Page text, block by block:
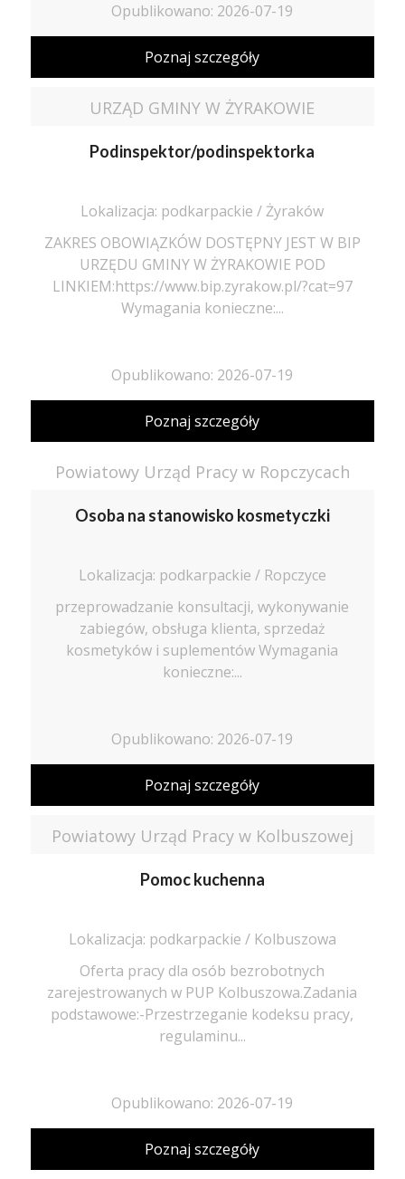
Opublikowano: 2026-07-19
Poznaj szczegóły
URZĄD GMINY W ŻYRAKOWIE
Podinspektor/podinspektorka
Lokalizacja: podkarpackie / Żyraków
ZAKRES OBOWIĄZKÓW DOSTĘPNY JEST W BIP
URZĘDU GMINY W ŻYRAKOWIE POD
LINKIEM:https://www.bip.zyrakow.pl/?cat=97
Wymagania konieczne:...
Opublikowano: 2026-07-19
Poznaj szczegóły
Powiatowy Urząd Pracy w Ropczycach
Osoba na stanowisko kosmetyczki
Lokalizacja: podkarpackie / Ropczyce
przeprowadzanie konsultacji, wykonywanie
zabiegów, obsługa klienta, sprzedaż
kosmetyków i suplementów Wymagania
konieczne:...
Opublikowano: 2026-07-19
Poznaj szczegóły
Powiatowy Urząd Pracy w Kolbuszowej
Pomoc kuchenna
Lokalizacja: podkarpackie / Kolbuszowa
Oferta pracy dla osób bezrobotnych
zarejestrowanych w PUP Kolbuszowa.Zadania
podstawowe:-Przestrzeganie kodeksu pracy,
regulaminu...
Opublikowano: 2026-07-19
Poznaj szczegóły